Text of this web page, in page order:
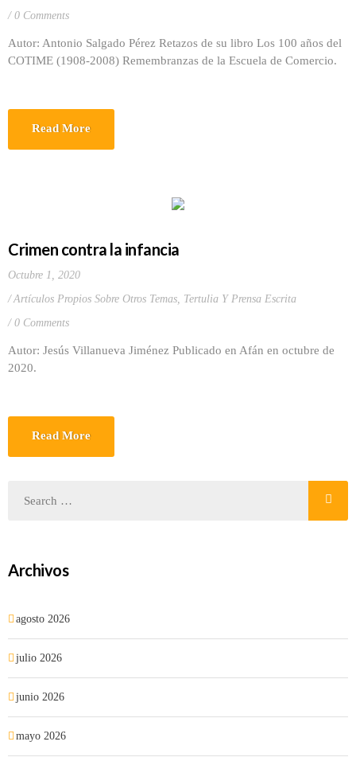
0 Comments
Autor: Antonio Salgado Pérez Retazos de su libro Los 100 años del
COTIME (1908-2008) Remembranzas de la Escuela de Comercio.
Read More
Crimen contra la infancia
Octubre 1, 2020
Artículos Propios Sobre Otros Temas, Tertulia Y Prensa Escrita
0 Comments
Autor: Jesús Villanueva Jiménez Publicado en Afán en octubre de
2020.
Read More
Archivos
agosto 2026
julio 2026
junio 2026
mayo 2026